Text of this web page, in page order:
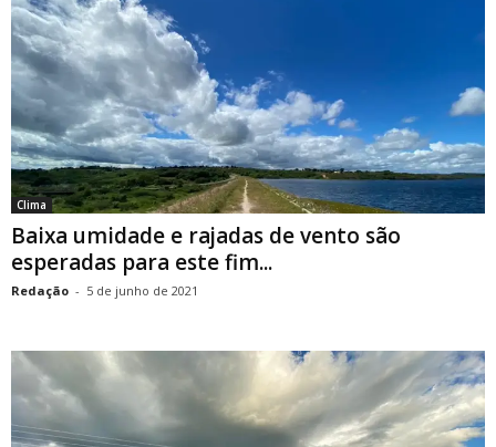
Clima
Baixa umidade e rajadas de vento são
esperadas para este fim...
Redação - 5 de junho de 2021